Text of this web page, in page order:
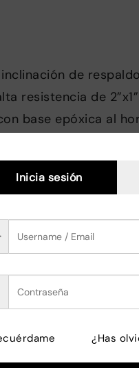
de
resistencia de
base epóxica al
con sistema
a 90°
180° a 70°
8cm densidad 200
Inicia sesión
¿Has